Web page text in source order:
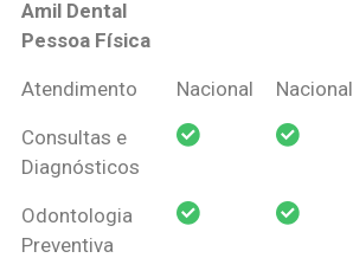
Amil Dental
Pessoa Física
Coberturas
Pessoa Física
Nacional Criança
Atendimento Nacional Nacional
Consultas e
Diagnósticos
Odontologia
Preventiva